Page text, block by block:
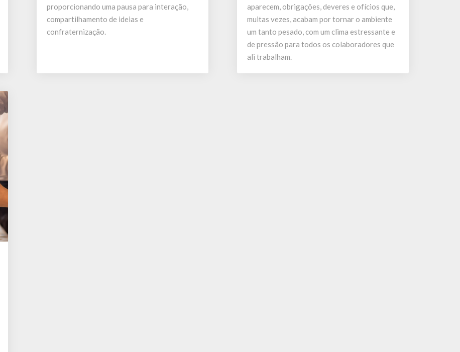
empresarial
proporcionando uma pausa para interação,
compartilhamento de ideias e
confraternização.
aparecem, obrigações, deveres e ofícios que,
muitas vezes, acabam por tornar o ambiente
um tanto pesado, com um clima estressante e
de pressão para todos os colaboradores que
ali trabalham.